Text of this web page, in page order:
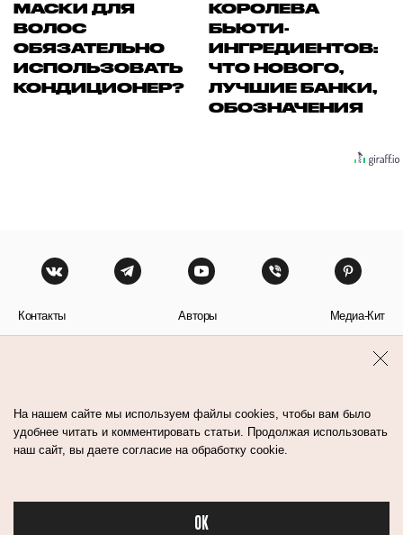
МАСКИ ДЛЯ
ВОЛОС
ОБЯЗАТЕЛЬНО
ИСПОЛЬЗОВАТЬ
КОНДИЦИОНЕР?
КОРОЛЕВА
БЬЮТИ-
ИНГРЕДИЕНТОВ:
ЧТО НОВОГО,
ЛУЧШИЕ БАНКИ,
ОБОЗНАЧЕНИЯ
Контакты Авторы Медиа-Кит
На нашем сайте мы используем файлы cookies, чтобы вам было
удобнее читать и комментировать статьи. Продолжая использовать
наш сайт, вы даете согласие на обработку cookie.
OK